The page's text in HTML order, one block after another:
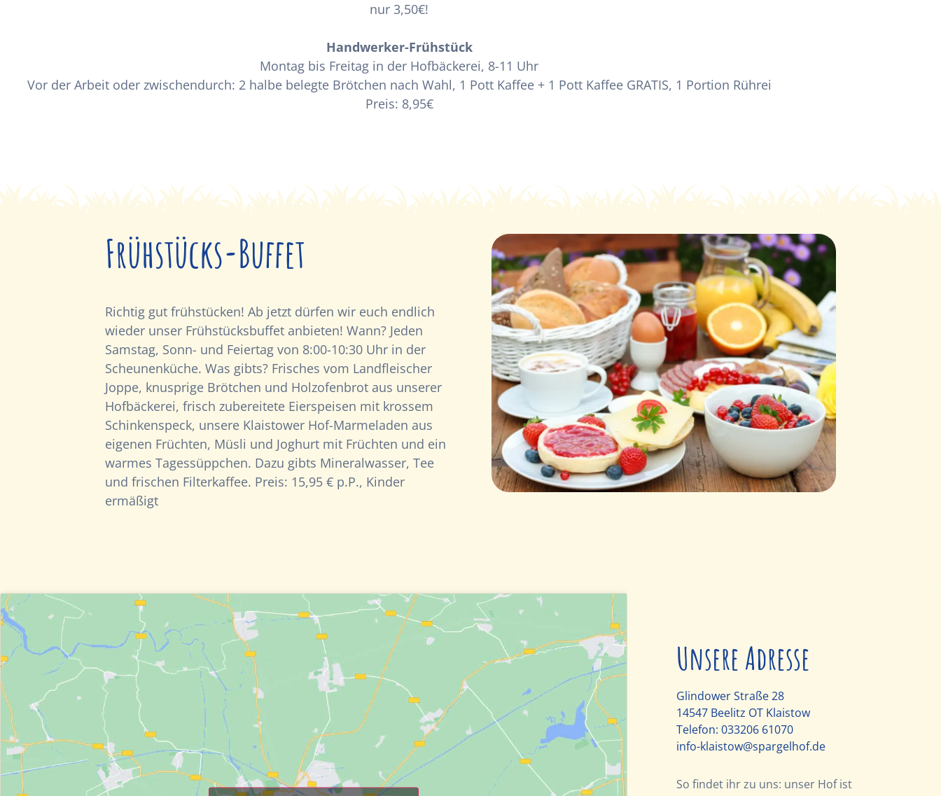
nur 3,50€!
Handwerker-Frühstück
Montag bis Freitag in der Hofbäckerei, 8-11 Uhr
Vor der Arbeit oder zwischendurch: 2 halbe belegte Brötchen nach Wahl, 1 Pott Kaffee + 1 Pott Kaffee GRATIS, 1 Portion Rührei
Preis: 8,95€
Frühstücks-Buffet
Richtig gut frühstücken! Ab jetzt dürfen wir euch endlich
wieder unser Frühstücksbuffet anbieten! Wann? Jeden
Samstag, Sonn- und Feiertag von 8:00-10:30 Uhr in der
Scheunenküche. Was gibts? Frisches vom Landfleischer
Joppe, knusprige Brötchen und Holzofenbrot aus unserer
Hofbäckerei, frisch zubereitete Eierspeisen mit krossem
Schinkenspeck, unsere Klaistower Hof-Marmeladen aus
eigenen Früchten, Müsli und Joghurt mit Früchten und ein
warmes Tagessüppchen. Dazu gibts Mineralwasser, Tee
und frischen Filterkaffee. Preis: 15,95 € p.P., Kinder
ermäßigt
Unsere Adresse
Glindower Straße 28
14547 Beelitz OT Klaistow
Telefon: 033206 61070
info-klaistow@spargelhof.de
So findet ihr zu uns: unser Hof ist